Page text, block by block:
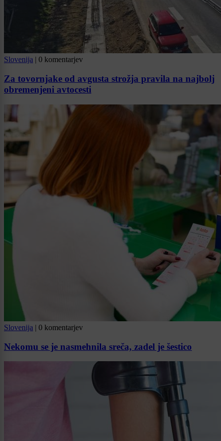
Slovenija | 0 komentarjev
Za tovornjake od avgusta strožja pravila na najbolj
obremenjeni avtocesti
Slovenija | 0 komentarjev
Nekomu se je nasmehnila sreča, zadel je šestico